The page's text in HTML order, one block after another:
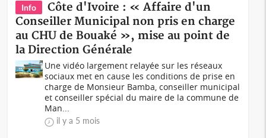
Info
Côte d'Ivoire : « Affaire d'un
Conseiller Municipal non pris en charge
au CHU de Bouaké », mise au point de
la Direction Générale
Une vidéo largement relayée sur les réseaux
sociaux met en cause les conditions de prise en
charge de Monsieur Bamba, conseiller municipal
et conseiller spécial du maire de la commune de
Man...
il y a 5 mois